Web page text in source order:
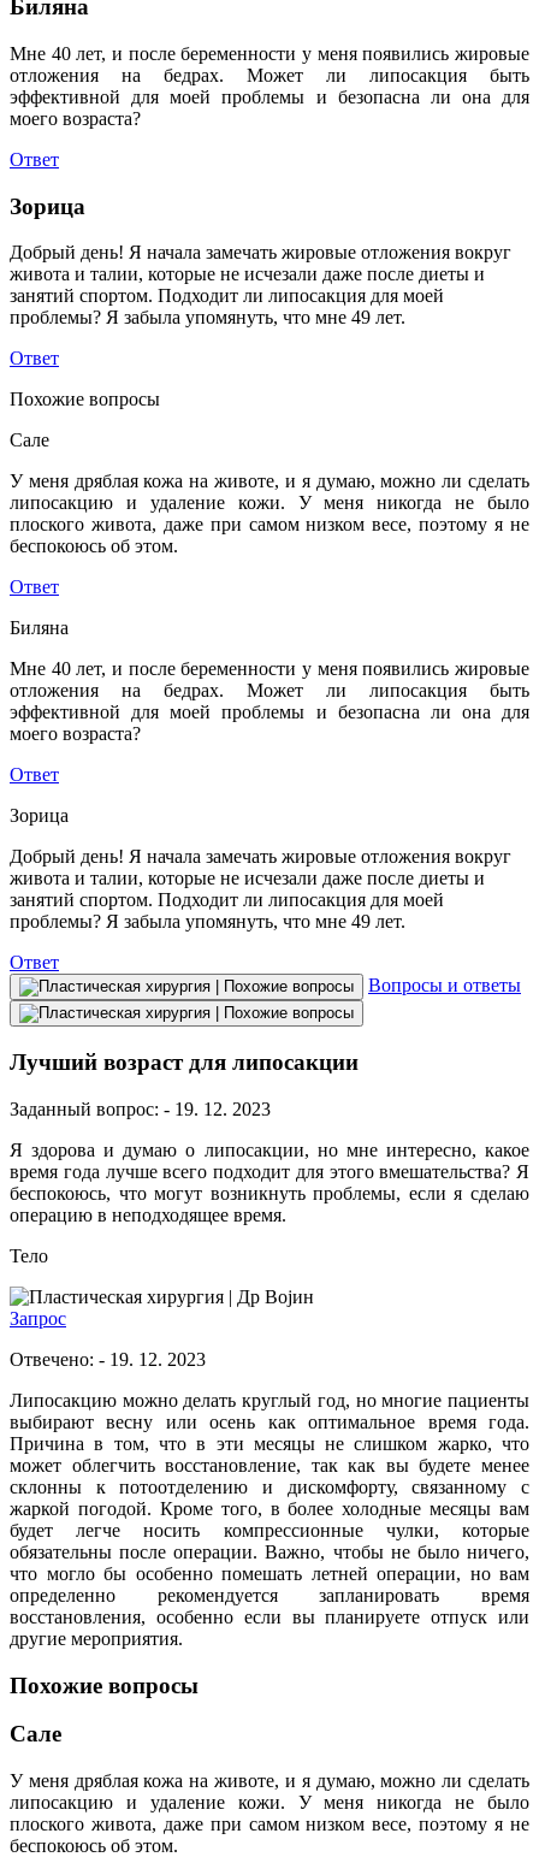
Биляна
Мне 40 лет, и после беременности у меня появились жировые
отложения на бедрах. Может ли липосакция быть
эффективной для моей проблемы и безопасна ли она для
моего возраста?
Ответ
Зорица
Добрый день! Я начала замечать жировые отложения вокруг
живота и талии, которые не исчезали даже после диеты и
занятий спортом. Подходит ли липосакция для моей
проблемы? Я забыла упомянуть, что мне 49 лет.
Ответ
Похожие вопросы
Сале
У меня дряблая кожа на животе, и я думаю, можно ли сделать
липосакцию и удаление кожи. У меня никогда не было
плоского живота, даже при самом низком весе, поэтому я не
беспокоюсь об этом.
Ответ
Биляна
Мне 40 лет, и после беременности у меня появились жировые
отложения на бедрах. Может ли липосакция быть
эффективной для моей проблемы и безопасна ли она для
моего возраста?
Ответ
Зорица
Добрый день! Я начала замечать жировые отложения вокруг
живота и талии, которые не исчезали даже после диеты и
занятий спортом. Подходит ли липосакция для моей
проблемы? Я забыла упомянуть, что мне 49 лет.
Ответ
Вопросы и ответы
Лучший возраст для липосакции
Заданный вопрос: - 19. 12. 2023
Я здорова и думаю о липосакции, но мне интересно, какое
время года лучше всего подходит для этого вмешательства? Я
беспокоюсь, что могут возникнуть проблемы, если я сделаю
операцию в неподходящее время.
Тело
Др Војин
Запрос
Отвечено: - 19. 12. 2023
Липосакцию можно делать круглый год, но многие пациенты
выбирают весну или осень как оптимальное время года.
Причина в том, что в эти месяцы не слишком жарко, что
может облегчить восстановление, так как вы будете менее
склонны к потоотделению и дискомфорту, связанному с
жаркой погодой. Кроме того, в более холодные месяцы вам
будет легче носить компрессионные чулки, которые
обязательны после операции. Важно, чтобы не было ничего,
что могло бы особенно помешать летней операции, но вам
определенно рекомендуется запланировать время
восстановления, особенно если вы планируете отпуск или
другие мероприятия.
Похожие вопросы
Сале
У меня дряблая кожа на животе, и я думаю, можно ли сделать
липосакцию и удаление кожи. У меня никогда не было
плоского живота, даже при самом низком весе, поэтому я не
беспокоюсь об этом.